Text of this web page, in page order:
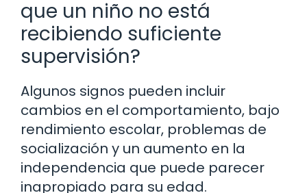
que un niño no está
recibiendo suficiente
supervisión?
Algunos signos pueden incluir
cambios en el comportamiento, bajo
rendimiento escolar, problemas de
socialización y un aumento en la
independencia que puede parecer
inapropiado para su edad.